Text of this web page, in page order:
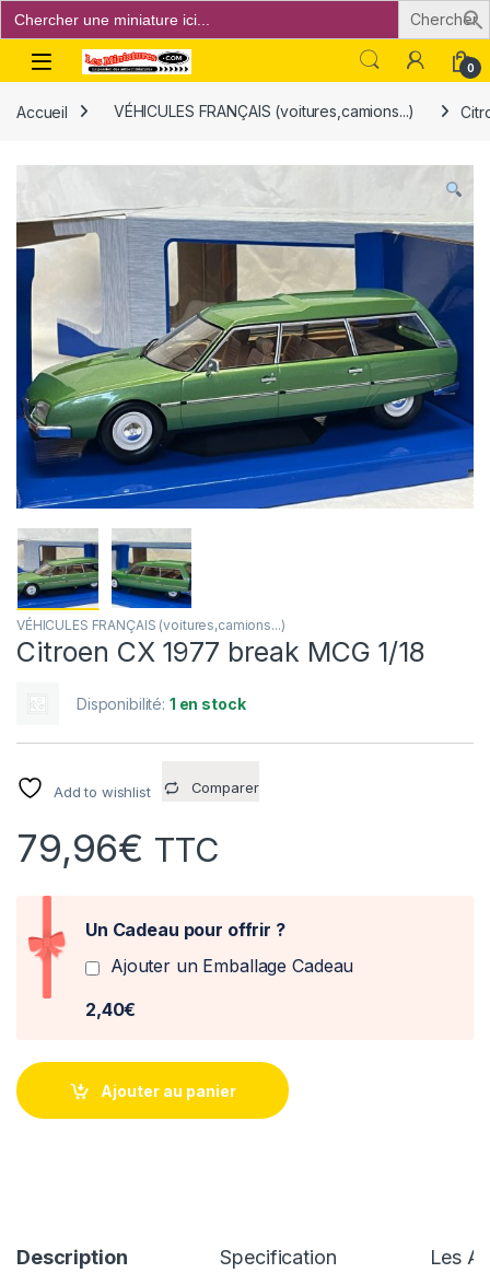
Search
for:
Open 0
Accueil VÉHICULES FRANÇAIS (voitures,camions...)
VÉHICULES FRANÇAIS (voitures,camions...)
Citroen CX 1977 break MCG 1/18
Disponibilité: 1 en stock
Add to wishlist Comparer
79,96€ TTC
Un Cadeau pour offrir ?
Ajouter un Emballage Cadeau
2,40€
Ajouter au panier
Description Specification Les